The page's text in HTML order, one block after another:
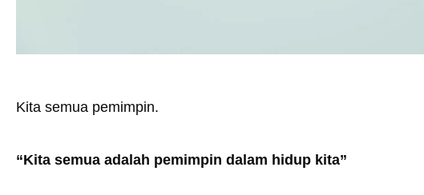
Kita semua pemimpin.
“Kita semua adalah pemimpin dalam hidup kita”